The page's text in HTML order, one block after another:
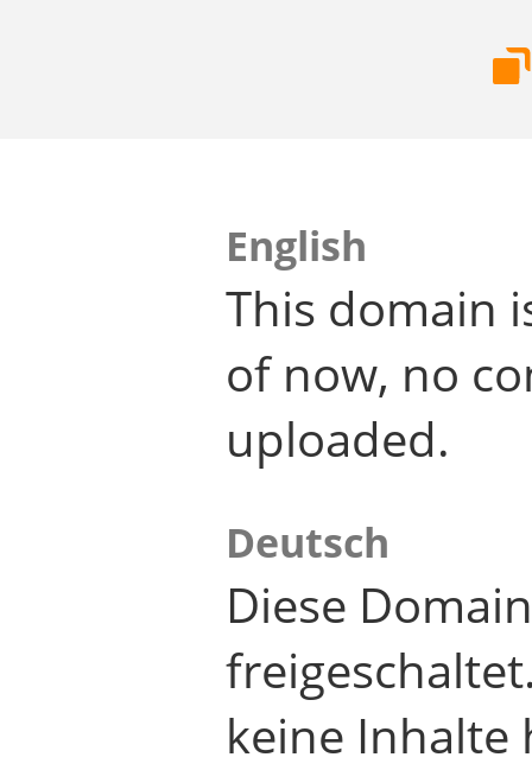
English
This domain
of now, no
uploaded.
Deutsch
Diese
keine Inhalte